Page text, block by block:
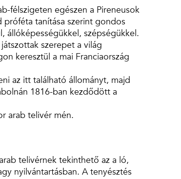
félszigeten egészen a Pireneusok
tanítása szerint gondos
állóképességükkel, szépségükkel.
szerepet a világ
keresztül a mai Franciaország
az itt található állományt, majd
1816-ban kezdődött a
arab telivér mén.
telivérnek tekinthető az a ló,
nyilvántartásban. A tenyésztés